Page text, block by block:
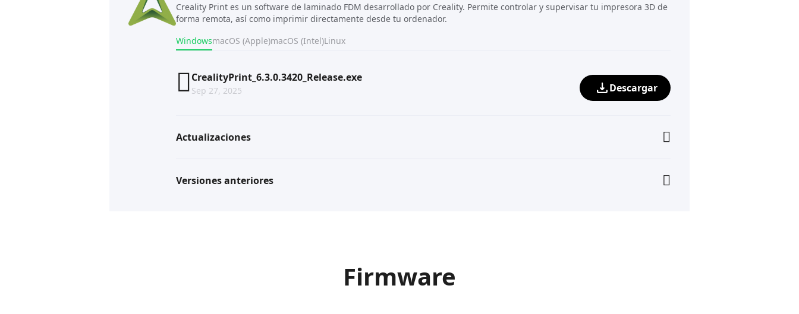
Creality Print es un software de laminado FDM desarrollado por Creality. Permite controlar y supervisar tu impresora 3D de
forma remota, así como imprimir directamente desde tu ordenador.
WindowsmacOS (Apple)macOS (Intel)Linux
CrealityPrint_6.3.0.3420_Release.exe
Sep 27, 2025 Descargar
Actualizaciones
Versiones anteriores
Firmware